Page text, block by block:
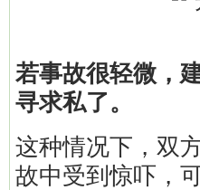
若事故很轻微，
寻求私了。
这种情况下，双
故中受到惊吓，